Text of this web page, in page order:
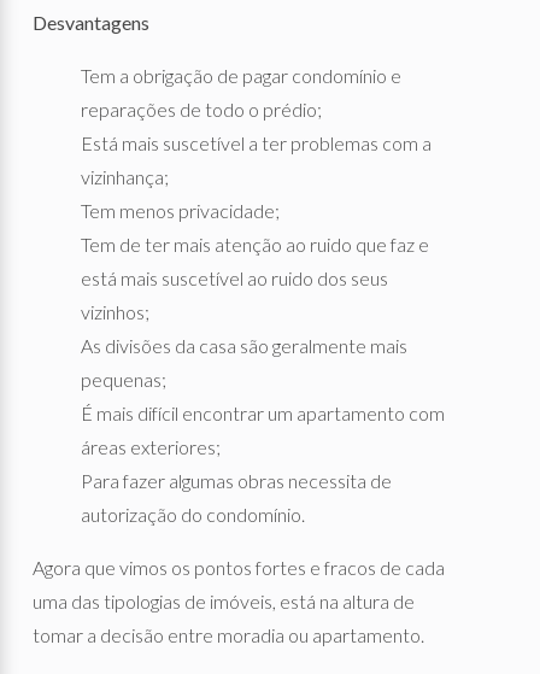
Desvantagens
Tem a obrigação de pagar condomínio e
reparações de todo o prédio;
Está mais suscetível a ter problemas com a
vizinhança;
Tem menos privacidade;
Tem de ter mais atenção ao ruido que faz e
está mais suscetível ao ruido dos seus
vizinhos;
As divisões da casa são geralmente mais
pequenas;
É mais difícil encontrar um apartamento com
áreas exteriores;
Para fazer algumas obras necessita de
autorização do condomínio.
Agora que vimos os pontos fortes e fracos de cada
uma das tipologias de imóveis, está na altura de
tomar a decisão entre moradia ou apartamento.